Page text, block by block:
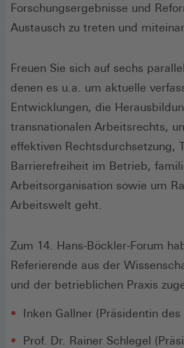
Forschungsergebnisse und
Austausch zu treten und
Freuen Sie sich auf sechs
denen es u.a. um aktuelle
Entwicklungen, die
transnationalen Arbeitsrechts,
effektiven Rechtsdurchsetzung,
Barrierefreiheit im Betrieb,
Arbeitsorganisation sowie um
Arbeitswelt geht.
Zum 14. Hans-Böckler-Forum
Referierende aus der
und der betrieblichen Praxis
Inken Gallner (Präsidentin des
Prof. Dr. Rainer Schlegel